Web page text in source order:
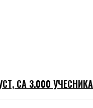
СА 3.000 УЧЕСНИКА